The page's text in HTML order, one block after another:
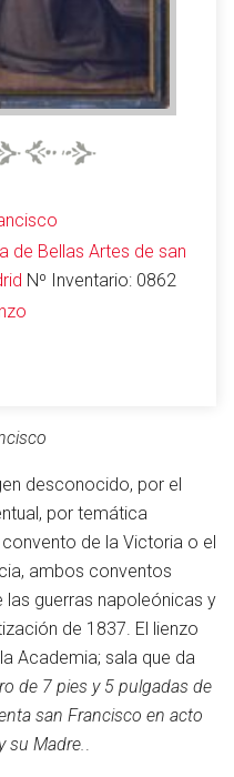
de Bellas Artes de san
Nº Inventario: 0862
desconocido, por el
por temática
de la Victoria o el
ambos conventos
las guerras napoleónicas y
de 1837. El lienzo
Academia; sala que da
de 7 pies y 5 pulgadas de
san Francisco en acto
su Madre..